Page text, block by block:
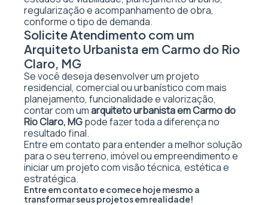
regularização e acompanhamento de obra,
conforme o tipo de demanda.
Solicite Atendimento com um
Arquiteto Urbanista em Carmo do Rio
Claro, MG
Se você deseja desenvolver um projeto
residencial, comercial ou urbanístico com mais
planejamento, funcionalidade e valorização,
contar com umarquiteto urbanista em Carmo do
Rio Claro, MGpode fazer toda a diferença no
resultado final.
Entre em contato para entender a melhor solução
para o seu terreno, imóvel ou empreendimento e
iniciar um projeto com visão técnica, estética e
estratégica.
Entre em contato e comece hoje mesmo a
transformar seus projetos em realidade!